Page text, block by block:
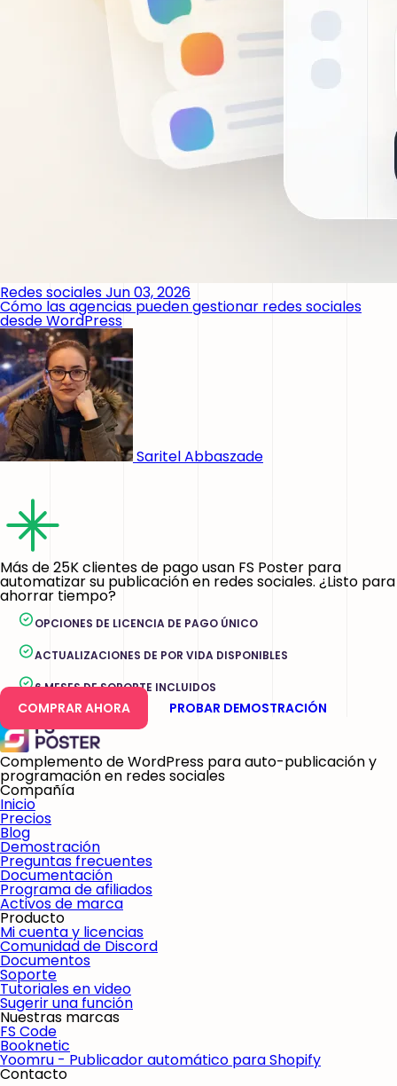
Redes socialesJun 03, 2026
Cómo las agencias pueden gestionar redes sociales
desde WordPress
Saritel Abbaszade
Más de 25K clientes de pago usan FS Poster para
automatizar su publicación en redes sociales. ¿Listo para
ahorrar tiempo?
OPCIONES DE LICENCIA DE PAGO ÚNICO
ACTUALIZACIONES DE POR VIDA DISPONIBLES
6 MESES DE SOPORTE INCLUIDOS
COMPRAR AHORA PROBAR DEMOSTRACIÓN
Complemento de WordPress para auto-publicación y
programación en redes sociales
Compañía
Inicio
Precios
Blog
Demostración
Preguntas frecuentes
Documentación
Programa de afiliados
Activos de marca
Producto
Mi cuenta y licencias
Comunidad de Discord
Documentos
Soporte
Tutoriales en video
Sugerir una función
Nuestras marcas
FS Code
Booknetic
Yoomru - Publicador automático para Shopify
Contacto